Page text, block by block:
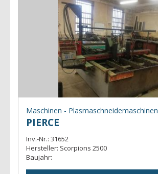
Maschinen - Plasmaschneidemaschinen
PIERCE
Inv.-Nr.: 31652
Hersteller: Scorpions 2500
Baujahr: